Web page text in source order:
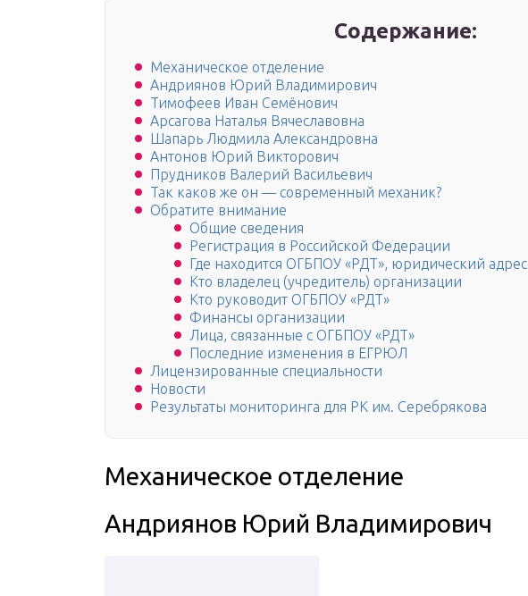
Содержание:
Механическое отделение
Андриянов Юрий Владимирович
Тимофеев Иван Семёнович
Арсагова Наталья Вячеславовна
Шапарь Людмила Александровна
Антонов Юрий Викторович
Прудников Валерий Васильевич
Так каков же он — современный механик?
Обратите внимание
Общие сведения
Регистрация в Российской Федерации
Где находится ОГБПОУ «РДТ», юридический адрес
Кто владелец (учредитель) организации
Кто руководит ОГБПОУ «РДТ»
Финансы организации
Лица, связанные с ОГБПОУ «РДТ»
Последние изменения в ЕГРЮЛ
Лицензированные специальности
Новости
Результаты мониторинга для РК им. Серебрякова
Механическое отделение
Андриянов Юрий Владимирович